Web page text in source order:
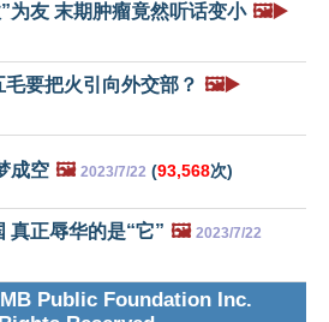
为友 末期肿瘤竟然听话变小 🖼️▶️
要把火引向外交部？ 🖼️▶️
成空 🖼️ 2023/7/22 (93,568次)
真正辱华的是“它” 🖼️ 2023/7/22
Public Foundation Inc.